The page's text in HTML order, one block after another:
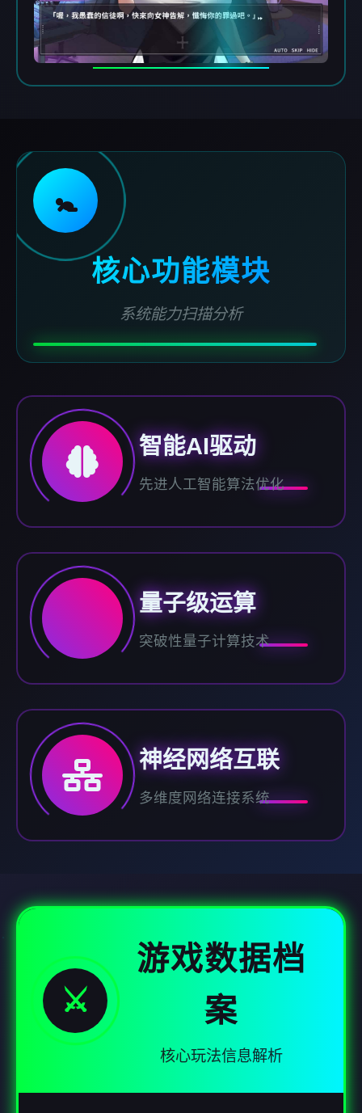
🚼
核心功能模块
系统能力扫描分析
智能AI驱动
先进人工智能算法优化
量子级运算
突破性量子计算技术
神经网络互联
多维度网络连接系统
⚔️
游戏数据档
案
核心玩法信息解析